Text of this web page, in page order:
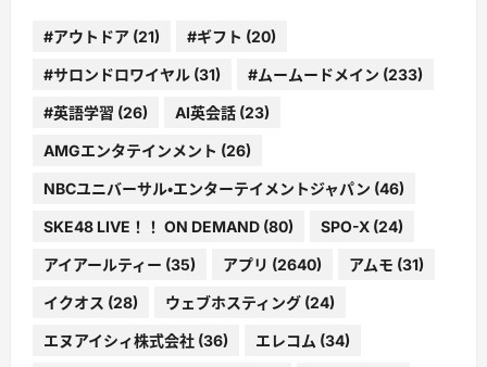
#アウトドア (21) #ギフト (20)
#サロンドロワイヤル (31) #ムームードメイン (233)
#英語学習 (26) AI英会話 (23)
AMGエンタテインメント (26)
NBCユニバーサル・エンターテイメントジャパン (46)
SKE48 LIVE！！ ON DEMAND (80) SPO-X (24)
アイアールティー (35) アプリ (2640) アムモ (31)
イクオス (28) ウェブホスティング (24)
エヌアイシィ株式会社 (36) エレコム (34)